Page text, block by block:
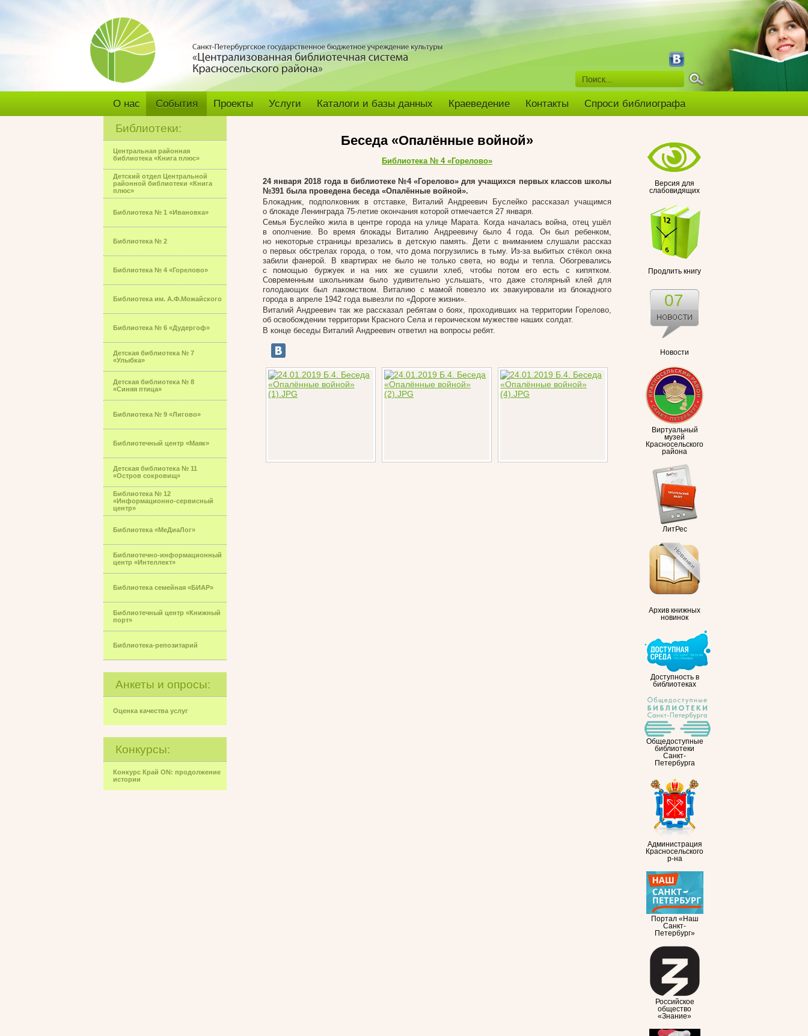
О нас События Проекты Услуги Каталоги и базы данных Краеведение Контакты Спроси библиографа
Библиотеки:
Центральная районная
библиотека «Книга плюс»
Детский отдел Центральной
районной библиотеки «Книга
плюс»
Библиотека № 1 «Ивановка»
Библиотека № 2
Библиотека № 4 «Горелово»
Библиотека им. А.Ф.Можайского
Библиотека № 6 «Дудергоф»
Детская библиотека № 7
«Улыбка»
Детская библиотека № 8
«Синяя птица»
Библиотека № 9 «Лигово»
Библиотечный центр «Маяк»
Детская библиотека № 11
«Остров сокровищ»
Библиотека № 12
«Информационно-сервисный
центр»
Библиотека «МеДиаЛог»
Библиотечно-информационный
центр «Интеллект»
Библиотека семейная «БИАР»
Библиотечный центр «Книжный
порт»
Библиотека-репозитарий
Анкеты и опросы:
Оценка качества услуг
Конкурсы:
Конкурс Край ON: продолжение
истории
Версия для
слабовидящих
Продлить книгу
Новости
07
Виртуальный
музей
Красносельского
района
ЛитРес
Архив книжных
новинок
Доступность в
библиотеках
Общедоступные
библиотеки
Санкт-
Петербурга
Администрация
Красносельского
р-на
Портал «Наш
Санкт-
Петербург»
Российское
общество
«Знание»
Беседа «Опалённые войной»
Библиотека № 4 «Горелово»
24 января 2018 года в библиотеке №4 «Горелово» для учащихся первых классов школы
№391 была проведена беседа «Опалённые войной».
Блокадник, подполковник в отставке, Виталий Андреевич Буслейко рассказал учащимся
о блокаде Ленинграда 75-летие окончания которой отмечается 27 января.
Семья Буслейко жила в центре города на улице Марата. Когда началась война, отец ушёл
в ополчение. Во время блокады Виталию Андреевичу было 4 года. Он был ребенком,
но некоторые страницы врезались в детскую память. Дети с вниманием слушали рассказ
о первых обстрелах города, о том, что дома погрузились в тьму. Из-за выбитых стёкол окна
забили фанерой. В квартирах не было не только света, но воды и тепла. Обогревались
с помощью буржуек и на них же сушили хлеб, чтобы потом его есть с кипятком.
Современным школьникам было удивительно услышать, что даже столярный клей для
голодающих был лакомством. Виталию с мамой повезло их эвакуировали из блокадного
города в апреле 1942 года вывезли по «Дороге жизни».
Виталий Андреевич так же рассказал ребятам о боях, проходивших на территории Горелово,
об освобождении территории Красного Села и героическом мужестве наших солдат.
В конце беседы Виталий Андреевич ответил на вопросы ребят.